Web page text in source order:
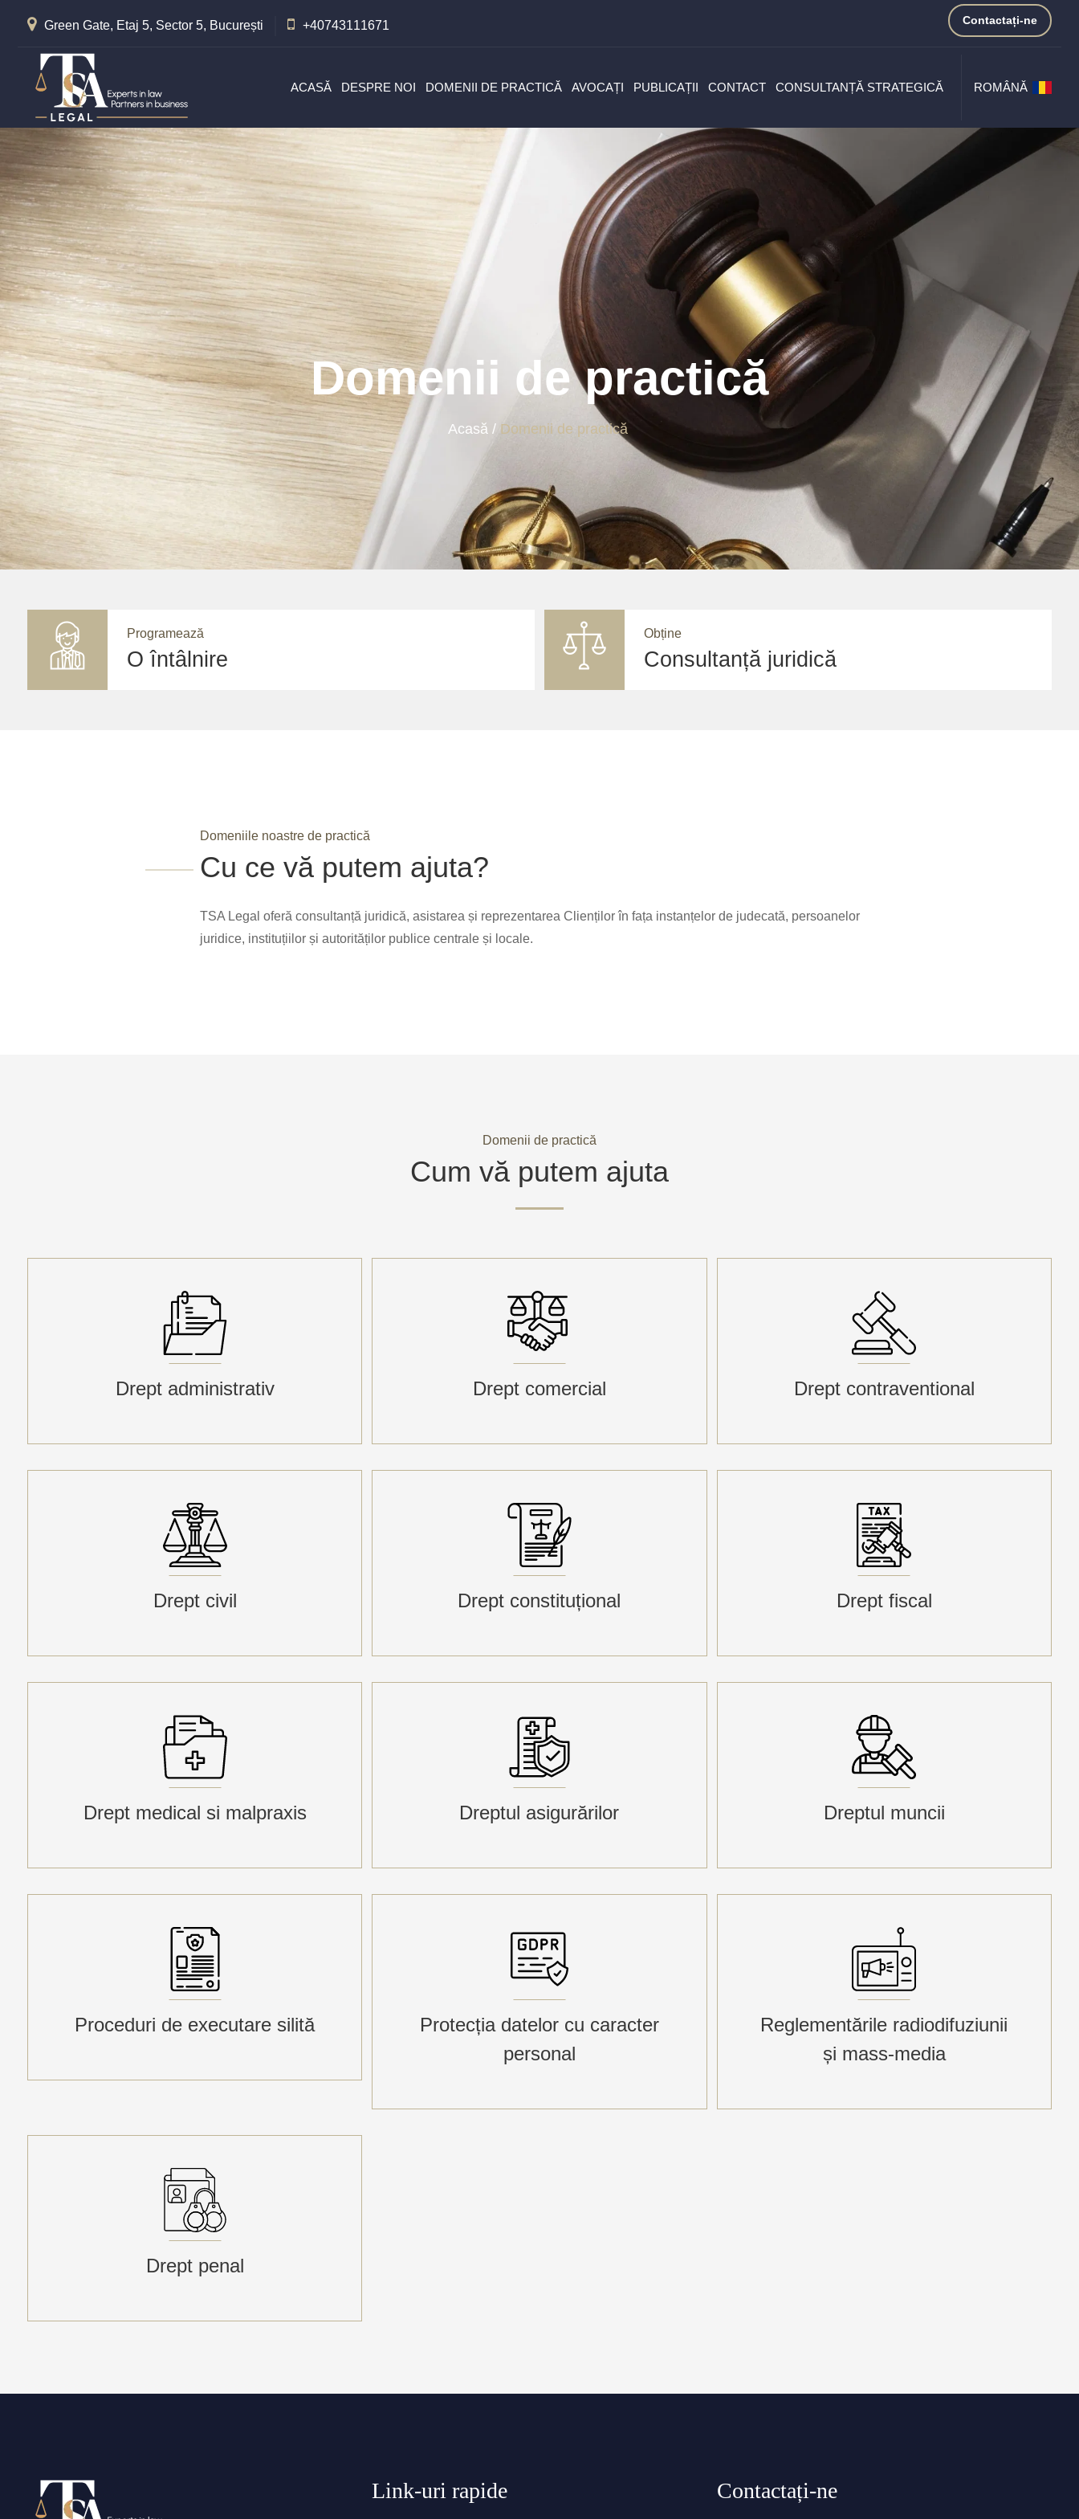
Green Gate, Etaj 5, Sector 5, București +40743111671 Contactați-ne
ACASĂ DESPRE NOI DOMENII DE PRACTICĂ AVOCAȚI PUBLICAȚII CONTACT CONSULTANȚĂ STRATEGICĂ ROMÂNĂ
Domenii de practică
Acasă Domenii de practică
Programează
O întâlnire
Obține
Consultanță juridică
Domeniile noastre de practică
Cu ce vă putem ajuta?
TSA Legal oferă consultanță juridică, asistarea și reprezentarea Clienților în fața instanțelor de judecată, persoanelor
juridice, instituțiilor și autorităților publice centrale și locale.
Domenii de practică
Cum vă putem ajuta
Drept administrativ Drept comercial Drept contraventional
Drept civil Drept constituțional Drept fiscal
Drept medical si malpraxis Dreptul asigurărilor Dreptul muncii
Proceduri de executare silită
Protecția datelor cu caracter
personal
Reglementările radiodifuziunii
și mass-media
Drept penal
Link-uri rapide Contactați-ne